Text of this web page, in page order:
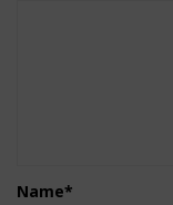
Name*